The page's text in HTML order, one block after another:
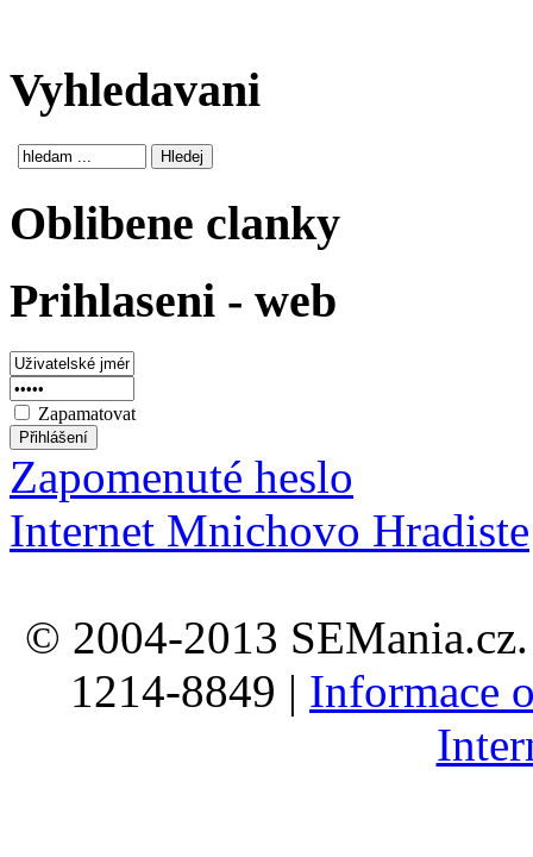
Vyhledavani
Oblibene clanky
Prihlaseni - web
Zapamatovat
Zapomenuté heslo
Internet Mnichovo Hradiste
© 2004-2013
1214-8849 | Informace